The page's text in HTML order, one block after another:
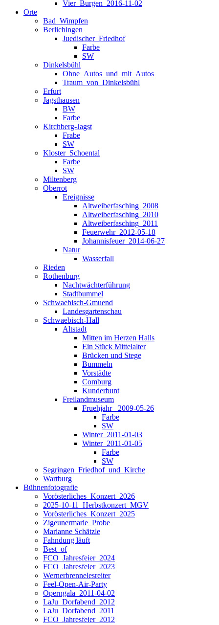
Vier_Burgen_2016-11-02
Orte
Bad_Wimpfen
Berlichingen
Juedischer_Friedhof
Farbe
SW
Dinkelsbühl
Ohne_Autos_und_mit_Autos
Traum_von_Dinkelsbühl
Erfurt
Jagsthausen
BW
Farbe
Kirchberg-Jagst
Frabe
SW
Kloster_Schoental
Farbe
SW
Miltenberg
Oberrot
Ereignisse
Altweiberfasching_2008
Altweiberfasching_2010
Altweiberfasching_2011
Feuerwehr_2012-05-18
Johannisfeuer_2014-06-27
Natur
Wasserfall
Rieden
Rothenburg
Nachtwächterführung
Stadtbummel
Schwaebisch-Gmuend
Landesgartenschau
Schwaebisch-Hall
Altstadt
Mitten im Herzen Halls
Ein Stück Mittelalter
Brücken und Stege
Bummeln
Vorstädte
Comburg
Kunderbunt
Freilandmuseum
Fruehjahr _2009-05-26
Farbe
SW
Winter_2011-01-03
Winter_2011-01-05
Farbe
SW
Segringen_Friedhof_und_Kirche
Wartburg
Bühnenfotografie
Vorösterliches_Konzert_2026
2025-10-11_Herbstkonzert_MGV
Vorösterliches_Konzert_2025
Zigeunermarie_Probe
Marianne Schätzle
Fahndung läuft
Best_of
FCO_Jahresfeier_2024
FCO_Jahresfeier_2023
Wernerbrennelesreiter
Feel-Open-Air-Party
Operngala_2011-04-02
LaJu_Dorfabend_2012
LaJu_Dorfabend_2011
FCO_Jahresfeier_2012